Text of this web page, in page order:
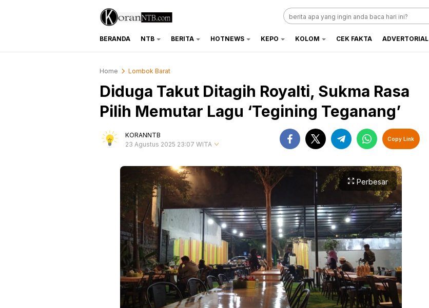
koranntb.com
BERANDA NTB BERITA HOTNEWS KEPO KOLOM CEK FAKTA ADVERTORIAL
Home Lombok Barat
Diduga Takut Ditagih Royalti, Sukma Rasa
Pilih Memutar Lagu ‘Tegining Teganang’
KORANNTB
23 Agustus 2025 23:07 WITA
Copy Link
Perbesar